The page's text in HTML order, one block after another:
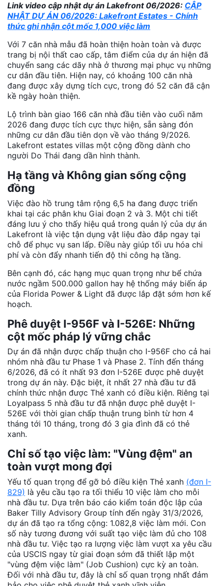
Link video cập nhật dự án Lakefront 06/2026: CẬP
NHẬT DỰ ÁN 06/2026: Lakefront Estates - Chính
thức ghi nhận cột mốc 1,000 việc làm
Với 7 căn nhà mẫu đã hoàn thiện hoàn toàn và được
trang bị nội thất cao cấp, tâm điểm của dự án hiện đã
chuyển sang các dãy nhà ở thương mại phục vụ những
cư dân đầu tiên. Hiện nay, có khoảng 100 căn nhà
đang được xây dựng tích cực, trong đó 52 căn đã cận
kề ngày hoàn thiện.
Lộ trình bàn giao 166 căn nhà đầu tiên vào cuối năm
2026 đang được tích cực thực hiện, sẵn sàng đón
những cư dân đầu tiên dọn về vào tháng 9/2026.
Lakefront estates villas một cộng đồng dành cho
người Do Thái đang dần hình thành.
Hạ tầng và Không gian sống cộng
đồng
Việc đào hồ trung tâm rộng 6,5 ha đang được triển
khai tại các phân khu Giai đoạn 2 và 3. Một chi tiết
đáng lưu ý cho thấy hiệu quả trong quản lý của dự án
Lakefront là việc tận dụng vật liệu đào đắp ngay tại
chỗ để phục vụ san lấp. Điều này giúp tối ưu hóa chi
phí và còn đẩy nhanh tiến độ thi công hạ tầng.
Bên cạnh đó, các hạng mục quan trọng như bể chứa
nước ngầm 500.000 gallon hay hệ thống máy biến áp
của Florida Power & Light đã được lắp đặt sớm hơn kế
hoạch.
Phê duyệt I-956F và I-526E: Những
cột mốc pháp lý vững chắc
Dự án đã nhận được chấp thuận cho I-956F cho cả hai
nhóm nhà đầu tư Phase 1 và Phase 2. Tính đến tháng
6/2026, đã có ít nhất 93 đơn I-526E được phê duyệt
trong dự án này. Đặc biệt, ít nhất 27 nhà đầu tư đã
chính thức nhận được Thẻ xanh có điều kiện. Riêng tại
Loyalpass 5 nhà đầu tư đã nhận được phê duyệt I-
526E với thời gian chấp thuận trung bình từ hơn 4
tháng tới 10 tháng, trong đó 3 gia đình đã có thẻ
xanh.
Chỉ số tạo việc làm: "Vùng đệm" an
toàn vượt mong đợi
Yếu tố quan trọng để gỡ bỏ điều kiện Thẻ xanh (đơn I-
829) là yêu cầu tạo ra tối thiểu 10 việc làm cho mỗi
nhà đầu tư. Dựa trên báo cáo kiểm toán độc lập của
Baker Tilly Advisory Group tính đến ngày 31/3/2026,
dự án đã tạo ra tổng cộng: 1.082,8 việc làm mới. Con
số này tương đương với suất tạo việc làm đủ cho 108
nhà đầu tư. Việc tạo ra lượng việc làm vượt xa yêu cầu
của USCIS ngay từ giai đoạn sớm đã thiết lập một
"vùng đệm việc làm" (Job Cushion) cực kỳ an toàn.
Đối với nhà đầu tư, đây là chỉ số quan trọng nhất đảm